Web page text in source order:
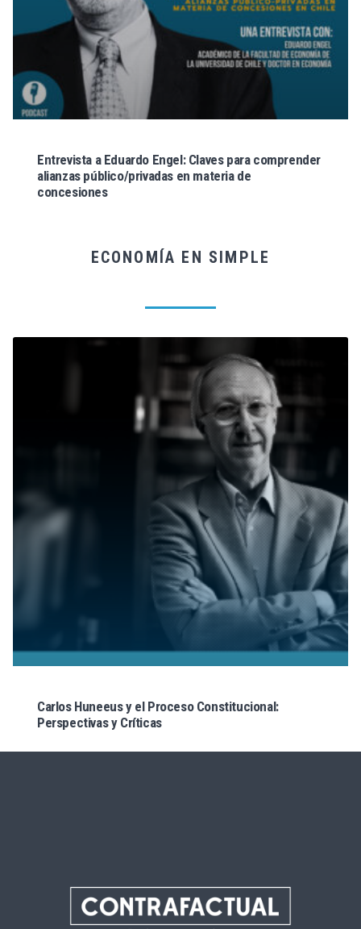
Entrevista a Eduardo Engel: Claves para comprender
alianzas público/privadas en materia de
concesiones
ECONOMÍA EN SIMPLE
Carlos Huneeus y el Proceso Constitucional:
Perspectivas y Críticas